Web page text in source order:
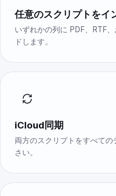
任意のスクリプトをイ
いずれかの列に PDF、RTF
ドします。
iCloud同期
両方のスクリプトをすべて
さい。